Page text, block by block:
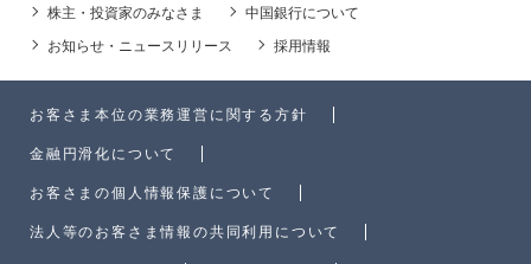
株主・投資家のみなさま
中国銀行について
お知らせ・ニュースリリース
採用情報
お客さま本位の業務運営に関する方針
金融円滑化について
お客さまの個人情報保護について
法人等のお客さま情報の共同利用について